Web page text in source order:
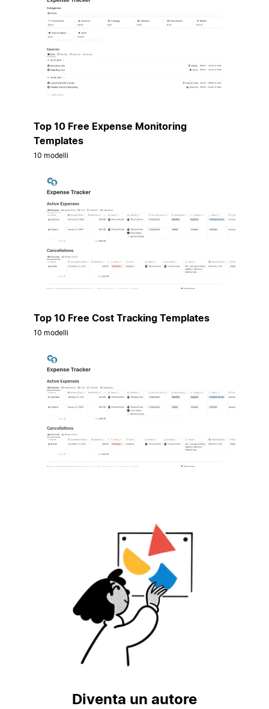
Top 10 Free Expense Monitoring
Templates
10 modelli
Top 10 Free Cost Tracking Templates
10 modelli
Diventa un autore